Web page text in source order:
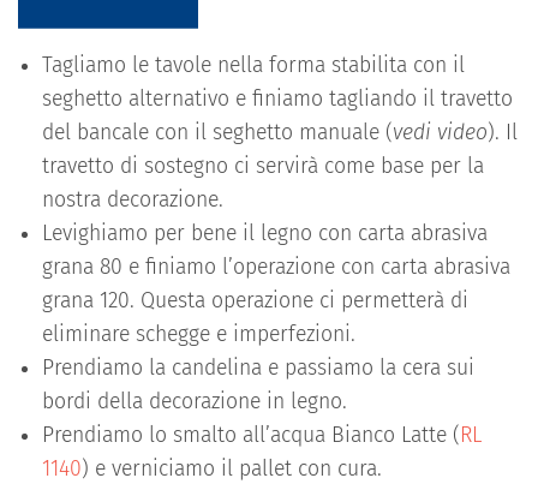
Tagliamo le tavole nella forma stabilita con il
seghetto alternativo e finiamo tagliando il travetto
del bancale con il seghetto manuale (vedi video). Il
travetto di sostegno ci servirà come base per la
nostra decorazione.
Levighiamo per bene il legno con carta abrasiva
grana 80 e finiamo l’operazione con carta abrasiva
grana 120. Questa operazione ci permetterà di
eliminare schegge e imperfezioni.
Prendiamo la candelina e passiamo la cera sui
bordi della decorazione in legno.
Prendiamo lo smalto all’acqua Bianco Latte (RL
1140) e verniciamo il pallet con cura.